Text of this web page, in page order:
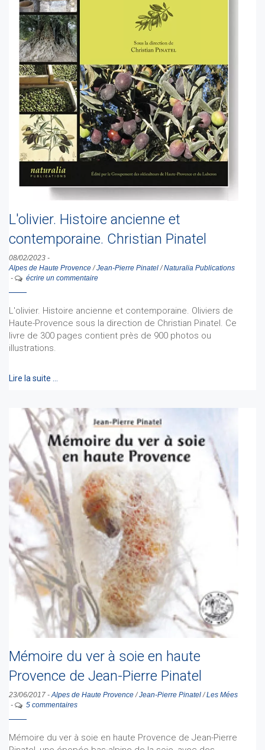
L'olivier. Histoire ancienne et
contemporaine. Christian Pinatel
08/02/2023 -
Alpes de Haute Provence/Jean-Pierre Pinatel/Naturalia Publications
-
écrire un commentaire
L'olivier. Histoire ancienne et contemporaine. Oliviers de
Haute-Provence sous la direction de Christian Pinatel. Ce
livre de 300 pages contient près de 900 photos ou
illustrations.
Lire la suite …
Mémoire du ver à soie en haute
Provence de Jean-Pierre Pinatel
23/06/2017 -Alpes de Haute Provence/Jean-Pierre Pinatel/Les Mées
-
5 commentaires
Mémoire du ver à soie en haute Provence de Jean-Pierre